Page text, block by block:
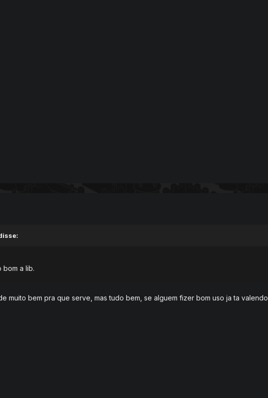
bom a lib.
muito bem pra que serve, mas tudo bem, se alguem fizer bom uso ja ta valendo